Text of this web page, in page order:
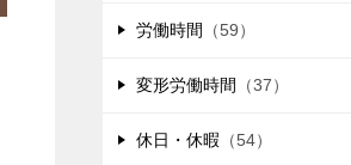
労働時間 （59）
変形労働時間 （37）
休日・休暇 （54）